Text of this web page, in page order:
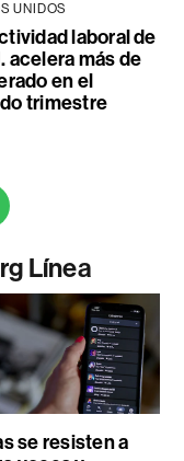
UNIDOS
laboral de
acelera más de
en el
trimestre
Línea
se resisten a